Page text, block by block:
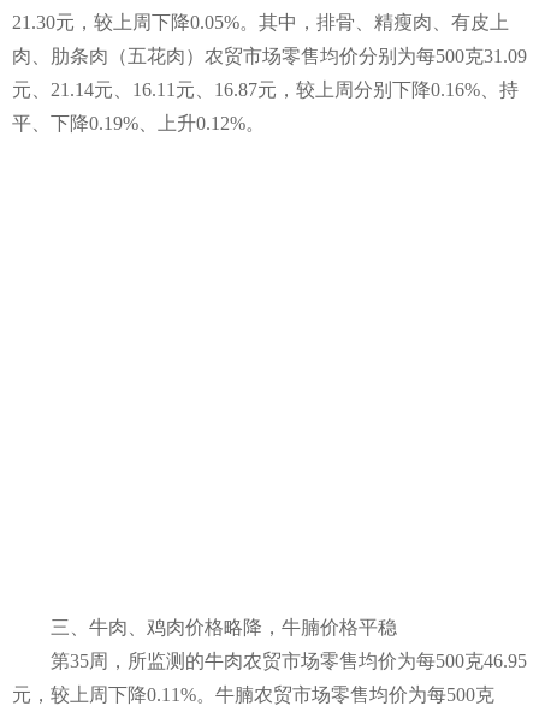
21.30元，较上周下降0.05%。其中，排骨、精瘦肉、有皮上
肉、肋条肉（五花肉）农贸市场零售均价分别为每500克31.09
元、21.14元、16.11元、16.87元，较上周分别下降0.16%、持
平、下降0.19%、上升0.12%。
三、牛肉、鸡肉价格略降，牛腩价格平稳
第35周，所监测的牛肉农贸市场零售均价为每500克46.95
元，较上周下降0.11%。牛腩农贸市场零售均价为每500克